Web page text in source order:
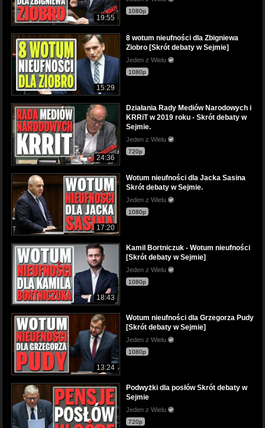
19:55
1080p
15:29
8 wotum nieufności dla Zbigniewa
Ziobro [Skrót debaty w Sejmie]
Jeden z Wielu
1080p
24:36
Działania Rady Mediów Narodowych i
KRRiT w 2019 roku - Skrót debaty w
Sejmie.
Jeden z Wielu
720p
17:20
Wotum nieufności dla Jacka Sasina
Skrót debaty w Sejmie.
Jeden z Wielu
1080p
18:43
Kamil Bortniczuk - Wotum nieufności
[Skrót debaty w Sejmie]
Jeden z Wielu
1080p
13:24
Wotum nieufności dla Grzegorza Pudy
[Skrót debaty w Sejmie]
Jeden z Wielu
1080p
Podwyżki dla posłów Skrót debaty w
Sejmie
Jeden z Wielu
720p